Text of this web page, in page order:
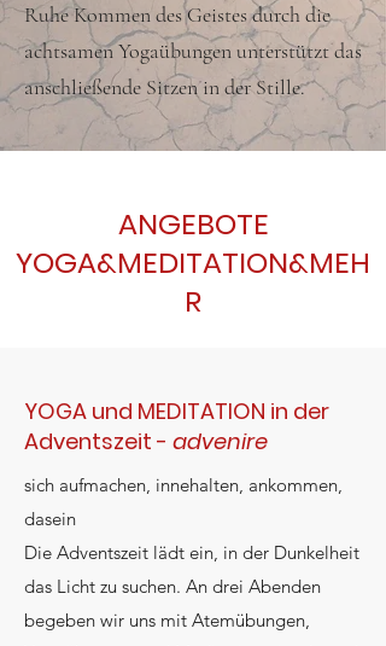
Ruhe Kommen des Geistes durch die
achtsamen Yogaübungen unterstützt das
anschließende Sitzen in der Stille.
ANGEBOTE
YOGA&MEDITATION&MEH
R
YOGA und MEDITATION in der
Adventszeit - advenire
sich aufmachen, innehalten, ankommen,
dasein
Die Adventszeit lädt ein, in der Dunkelheit
das Licht zu suchen. An drei Abenden
begeben wir uns mit Atemübungen,